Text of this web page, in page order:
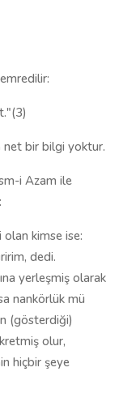
net bir bilgi yoktur.
i Azam ile
kimse ise:
dedi.
yerleşmiş olarak
nankörlük mü
(gösterdiği)
olur,
hiçbir şeye